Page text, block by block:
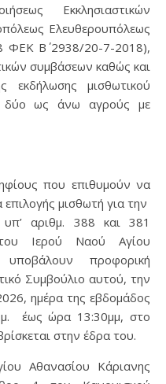
Εκκλησιαστικών
Ελευθερουπόλεως
Β΄ 2938/20-7-2018),
συμβάσεων καθώς και
εκδήλωσης μισθωτικού
δύο ως άνω αγρούς με
που επιθυμούν να
μισθωτή για την
αριθμ. 388 και 381
του Ιερού Ναού Αγίου
προφορική
Συμβούλιο αυτού, την
ημέρα της εβδομάδος
έως ώρα 13:30μμ, στο
στην έδρα του.
Αθανασίου Κάριανης